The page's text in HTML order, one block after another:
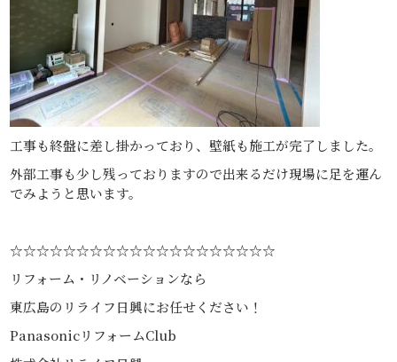
工事も終盤に差し掛かっており、壁紙も施工が完了しました。
外部工事も少し残っておりますので出来るだけ現場に足を運ん
でみようと思います。
☆☆☆☆☆☆☆☆☆☆☆☆☆☆☆☆☆☆☆☆
リフォーム・リノベーションなら
東広島のリライフ日興にお任せください！
PanasonicリフォームClub